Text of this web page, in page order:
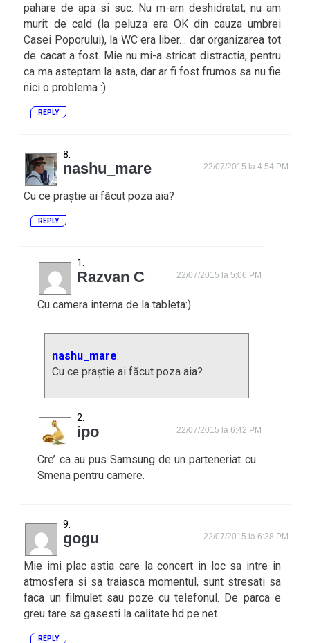
pahare de apa si suc. Nu m-am deshidratat, nu am
murit de cald (la peluza era OK din cauza umbrei
Casei Poporului), la WC era liber… dar organizarea tot
de cacat a fost. Mie nu mi-a stricat distractia, pentru
ca ma asteptam la asta, dar ar fi fost frumos sa nu fie
nici o problema :)
REPLY
nashu_mare 22/07/2015 la 4:54 PM
Cu ce praștie ai făcut poza aia?
REPLY
Razvan C 22/07/2015 la 5:06 PM
Cu camera interna de la tableta:)
nashu_mare:
Cu ce praștie ai făcut poza aia?
ipo 22/07/2015 la 6:42 PM
Cre’ ca au pus Samsung de un parteneriat cu
Smena pentru camere.
gogu 22/07/2015 la 6:38 PM
Mie imi plac astia care la concert in loc sa intre in
atmosfera si sa traiasca momentul, sunt stresati sa
faca un filmulet sau poze cu telefonul. De parca e
greu tare sa gasesti la calitate hd pe net.
REPLY